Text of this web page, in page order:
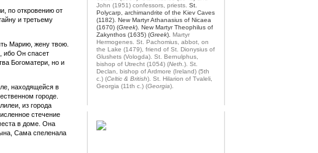
John (1951) confessors, priests. St.
Polycarp, archimandrite of the Kiev Caves
(1182). New Martyr Athanasius of Nicaea
(1670) (Greek). New Martyr Theophilus of
Zakynthos (1635) (Greek). Martyr
Hermogenes. St. Pachomius, abbot, on
the Lake (1479), friend of St. Dionysius of
Glushets (Vologda). St. Bernulphus,
bishop of Utrecht (1054) (Neth.). St.
Declan, bishop of Ardmore (Ireland) (5th
c.) (Celtic & British). St. Hilarion of Tvaleli,
Georgia (11th c.) (Georgia).
по откровению от
и третьему
Марию, жену твою.
ибо Он спасет
Богоматери, но и
находящейся в
городе.
из города
стечение
в доме. Она
Сама спеленала